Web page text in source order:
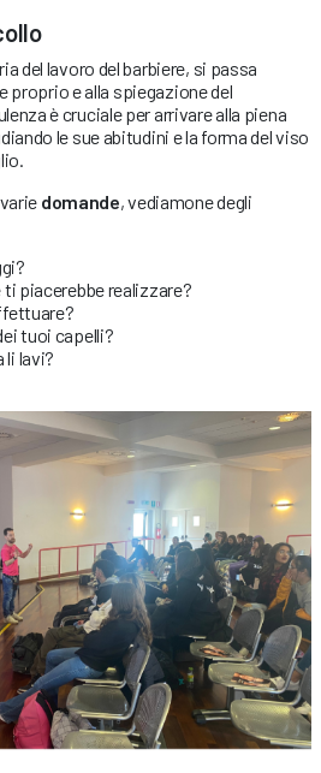
del lavoro del barbiere, si passa
proprio e alla spiegazione del
è cruciale per arrivare alla piena
le sue abitudini e la forma del viso
domande, vediamone degli
ti piacerebbe realizzare?
tuoi capelli?
li lavi?